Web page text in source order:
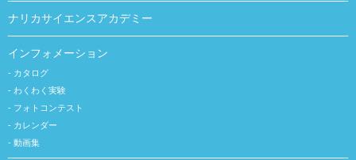
ナリカサイエンスアカデミー
インフォメーション
カタログ
わくわく実験
フォトコンテスト
カレンダー
動画集